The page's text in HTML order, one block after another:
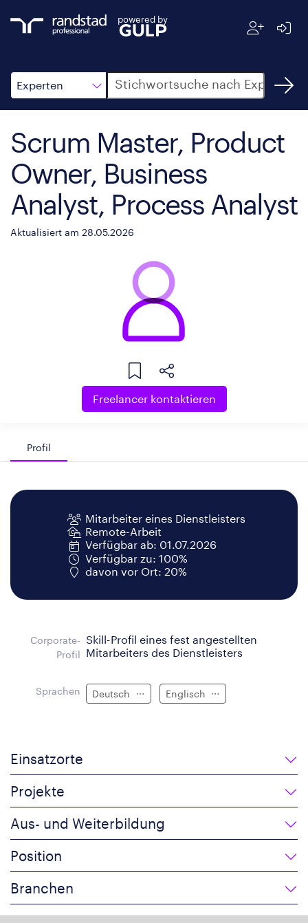
powered by
Experten
Suche
Scrum Master, Product
Owner, Business
Analyst, Process Analyst
Aktualisiert am 28.05.2026
Freelancer kontaktieren
Profil
Mitarbeiter eines Dienstleisters
Remote-Arbeit
Verfügbar ab: 01.07.2026
Verfügbar zu: 100%
davon vor Ort: 20%
Corporate-
Profil
Skill-Profil eines fest angestellten
Mitarbeiters des Dienstleisters
Sprachen Deutsch Englisch
Einsatzorte
Projekte
Aus- und Weiterbildung
Position
Branchen